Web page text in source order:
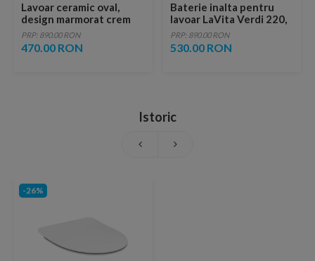
Lavoar ceramic oval,
design marmorat crem
lucios cu vene aurii,
ventil inclus
PRP: 890.00 RON
470.00 RON
Baterie inalta pentru
lavoar LaVita Verdi 220,
fara ventil, brushed
copper
PRP: 890.00 RON
530.00 RON
Istoric
-26%